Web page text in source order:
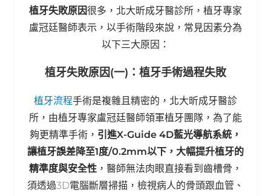
植牙失敗原因很多，北大昕成牙醫診所，植牙專家
盧冠廷醫師表示，以手術階段來說，常見因素分為
以下三大原因：
植牙失敗原因(一)：植牙手術過程失敗
植牙流程手術是複雜且精密的，北大昕成牙醫診
所，由植牙專家盧冠廷醫師領軍植牙團隊，為了能
夠更精準手術， 引進X-Guide 4D藍光導航系統，
讓植牙誤差降至1度/0.2mm以下，大幅提升植牙的
精準度與安全性 ，醫師無法肉眼直接看到齒槽骨，
須透過3D電腦斷層掃描，檢視病人的骨頭跟血管、